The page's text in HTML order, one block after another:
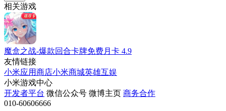
相关游戏
魔盒之战-爆款回合卡牌免费月卡 4.9
友情链接
小米应用商店小米商城英雄互娱
小米游戏中心
开发者平台 微信公众号 微博主页 商务合作
010-60606666